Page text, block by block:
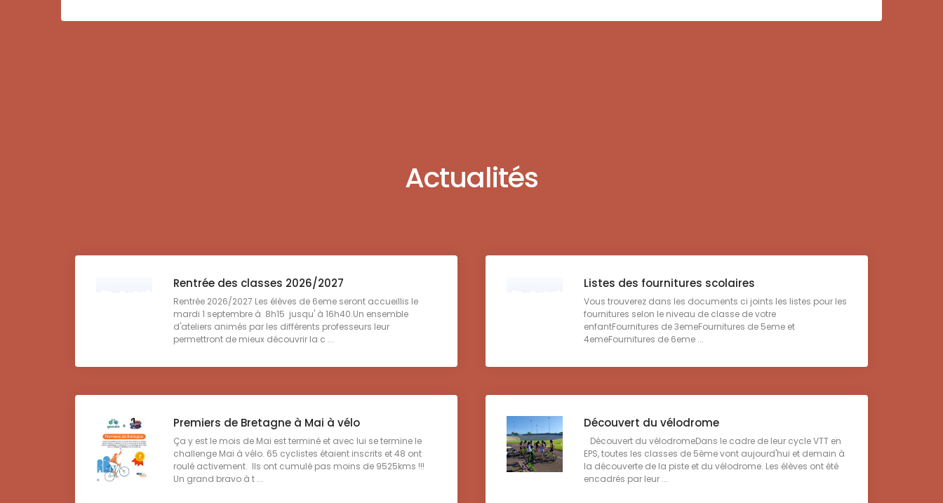
Actualités
Rentrée des classes 2026/2027
Rentrée 2026/2027 Les élèves de 6eme seront accueillis le
mardi 1 septembre à 8h15 jusqu' à 16h40.Un ensemble
d'ateliers animés par les différents professeurs leur
permettront de mieux découvrir la c ...
Listes des fournitures scolaires
Vous trouverez dans les documents ci joints les listes pour les
fournitures selon le niveau de classe de votre
enfantFournitures de 3emeFournitures de 5eme et
4emeFournitures de 6eme ...
Premiers de Bretagne à Mai à vélo
Ça y est le mois de Mai est terminé et avec lui se termine le
challenge Mai à vélo. 65 cyclistes étaient inscrits et 48 ont
roulé activement. Ils ont cumulé pas moins de 9525kms !!!
Un grand bravo à t ...
Découvert du vélodrome
Découvert du vélodromeDans le cadre de leur cycle VTT en
EPS, toutes les classes de 5ème vont aujourd'hui et demain à
la découverte de la piste et du vélodrome. Les élèves ont été
encadrés par leur ...